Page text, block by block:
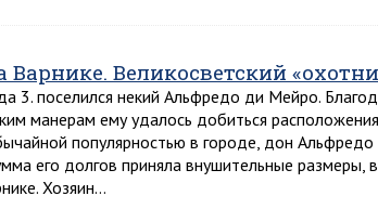
Великосветский
3. поселился некий Альфредо ди Мейро.
манерам ему удалось добиться
популярностью в городе, дон Альфредо
его долгов приняла внушительные размеры,
Хозяин…